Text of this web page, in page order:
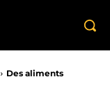
Des aliments